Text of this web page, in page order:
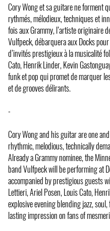
Cory Wong et sa guitare ne forment
rythmés, mélodieux, techniques et
fois aux Grammy, l’artiste originaire
Vulfpeck, débarquera aux Docks
d’invités prestigieux à la musicalité
Cato, Henrik Linder, Kevin
funk et pop qui promet de marquer
et de grooves délirants.
-
Cory Wong and his guitar are one
rhythmic, melodious, technically
Already a Grammy nominee, the
band Vulfpeck will be performing at
accompanied by prestigious guests
Lettieri, Ariel Posen, Louis Cato,
explosive evening blending jazz,
lasting impression on fans of